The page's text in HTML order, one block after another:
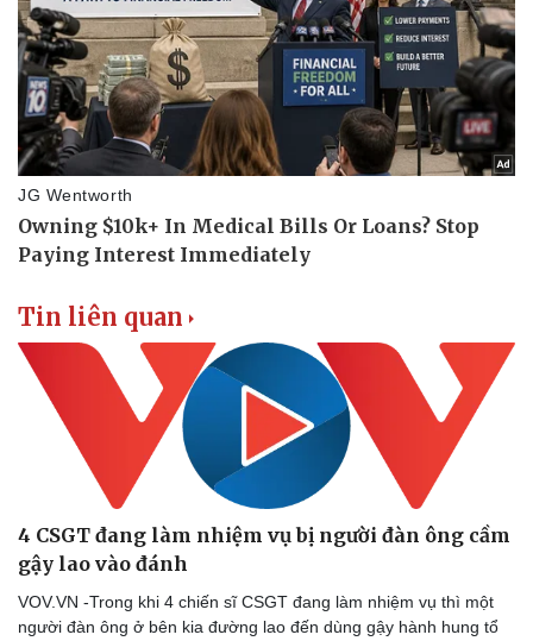
Tin liên quan
4 CSGT đang làm nhiệm vụ bị người đàn ông cầm
gậy lao vào đánh
VOV.VN -Trong khi 4 chiến sĩ CSGT đang làm nhiệm vụ thì một
người đàn ông ở bên kia đường lao đến dùng gậy hành hung tổ